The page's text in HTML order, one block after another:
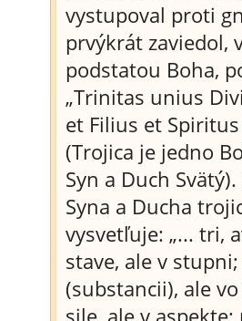
vystupoval proti
prvýkrát zaviedol,
podstatou Boha,
„Trinitas unius
et Filius et Spiritus
(Trojica je jedno
Syn a Duch
Syna a Ducha
vysvetľuje: „... tri,
stave, ale v
(substancii), ale
sile, ale v aspekte;